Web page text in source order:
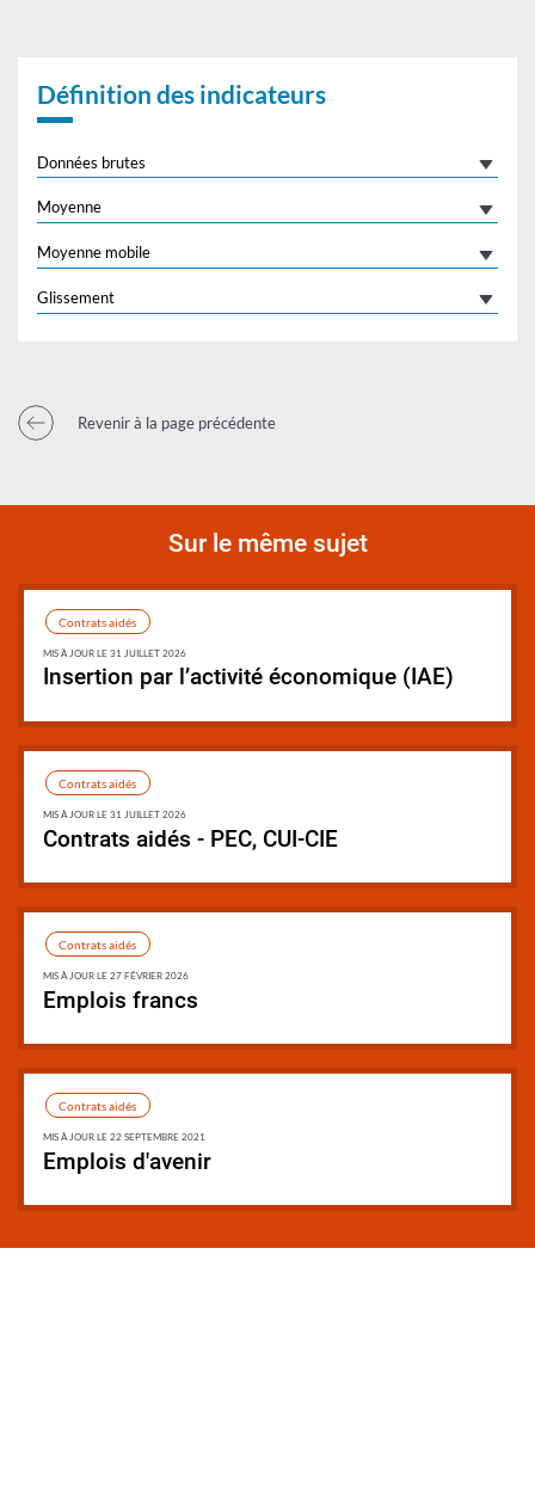
Définition des indicateurs
Données brutes
Moyenne
Moyenne mobile
Glissement
Revenir à la page précédente
Sur le même sujet
Insertion par l’activité économique (IAE)
Synthèse
Contrats aidés
MIS À JOUR LE 31 JUILLET 2026
Contrats aidés - PEC, CUI-CIE
Synthèse
Contrats aidés
MIS À JOUR LE 31 JUILLET 2026
Emplois francs
Synthèse
Contrats aidés
MIS À JOUR LE 27 FÉVRIER 2026
Emplois d'avenir
Synthèse
Contrats aidés
MIS À JOUR LE 22 SEPTEMBRE 2021